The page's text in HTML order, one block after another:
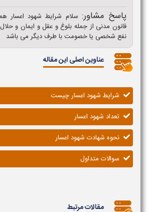
پاسخ مشاور: سلام شرایط شهود اعسار
قانون مدنی از جمله بلوغ و عقل و ایمان و
نفع شخصی یا خصومت با طرف دیگر می باشد
عناوین اصلی این مقاله
شرایط شهود اعسار چیست
تعداد شهود اعسار
نحوه شهادت شهود اعسار
سوالات متداول
مقالات مرتبط